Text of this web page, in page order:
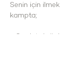
Senin için
kampta;
- 8 adet doğal